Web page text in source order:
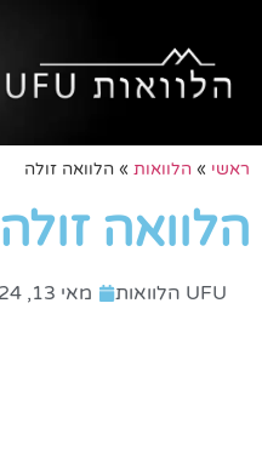
ראשי » הלוואות » הלוואה זולה
הלוואה זולה
UFU הלוואות מאי 13, 2024